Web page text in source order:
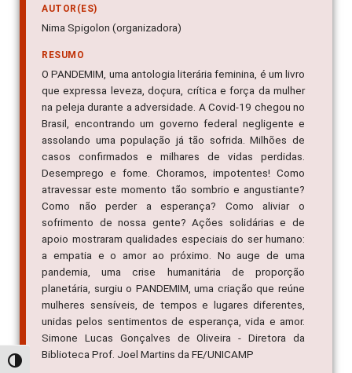
Alternar alto contraste
AUTOR(ES)
Nima Spigolon (organizadora)
RESUMO
O PANDEMIM, uma antologia literária feminina, é um livro
que expressa leveza, doçura, crítica e força da mulher
na peleja durante a adversidade. A Covid-19 chegou no
Brasil, encontrando um governo federal negligente e
assolando uma população já tão sofrida. Milhões de
casos confirmados e milhares de vidas perdidas.
Desemprego e fome. Choramos, impotentes! Como
atravessar este momento tão sombrio e angustiante?
Como não perder a esperança? Como aliviar o
sofrimento de nossa gente? Ações solidárias e de
apoio mostraram qualidades especiais do ser humano:
a empatia e o amor ao próximo. No auge de uma
pandemia, uma crise humanitária de proporção
planetária, surgiu o PANDEMIM, uma criação que reúne
mulheres sensíveis, de tempos e lugares diferentes,
unidas pelos sentimentos de esperança, vida e amor.
Simone Lucas Gonçalves de Oliveira - Diretora da
Biblioteca Prof. Joel Martins da FE/UNICAMP